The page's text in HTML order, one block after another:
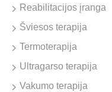
Reabilitacijos įranga
Šviesos terapija
Termoterapija
Ultragarso terapija
Vakumo terapija